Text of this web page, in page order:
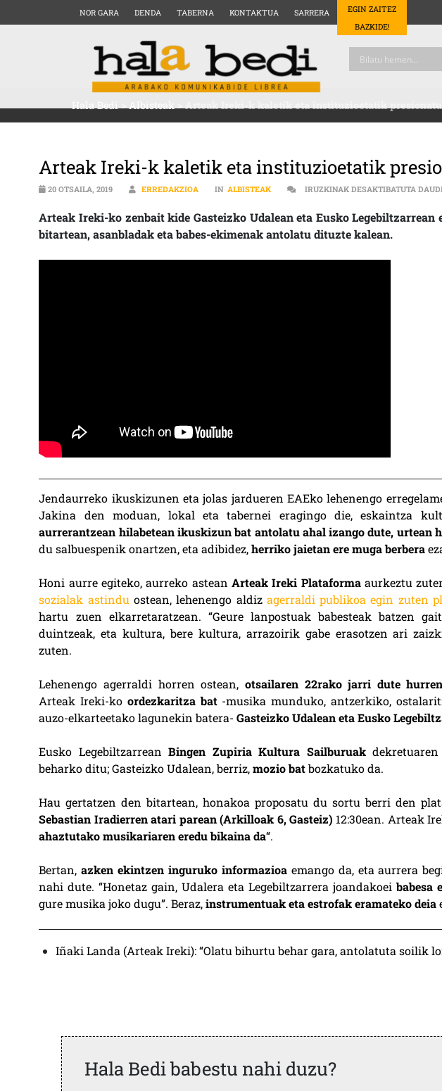
NOR GARA DENDA TABERNA KONTAKTUA SARRERA
EGIN ZAITEZ
BAZKIDE!
Hala Bedi>Albisteak>Arteak Ireki-k kaletik eta instituzioetatik
Arteak Ireki-k kaletik eta instituzioetatik
20 OTSAILA, 2019 ERREDAKZIOA IN ALBISTEAK IRUZKINAK DESAKTIBATUTA
Arteak Ireki-ko zenbait kide Gasteizko Udalean eta Eusko
bitartean, asanbladak eta babes-ekimenak antolatu dituzte kalean.
Jendaurreko ikuskizunen eta jolas jardueren EAEko lehenengo
Jakina den moduan, lokal eta tabernei eragingo die, eskaintza
aurrerantzean hilabetean ikuskizun bat antolatu ahal izango dute, urtean
du salbuespenik onartzen, eta adibidez,herriko jaietan ere muga berbera
Honi aurre egiteko, aurreko astean Arteak Ireki Plataformaaurkeztu
sozialak astindu ostean, lehenengo aldiz agerraldi publikoa egin zuten
hartu zuen elkarretaratzean. “Geure lanpostuak babesteak batzen
duintzeak, eta kultura, bere kultura, arrazoirik gabe erasotzen ari
zuten.
Lehenengo agerraldi horren ostean, otsailaren 22rako jarri dute
Arteak Ireki-ko ordezkaritza bat-musika munduko, antzerkiko,
auzo-elkarteetako lagunekin batera-Gasteizko Udalean eta Eusko
Eusko LegebiltzarreanBingen Zupiria Kultura Sailburuakdekretuaren
beharko ditu; Gasteizko Udalean, berriz,mozio batbozkatuko da.
Hau gertatzen den bitartean, honakoa proposatu du sortu berri den
Sebastian Iradierren atari parean (Arkilloak 6, Gasteiz) 12:30ean. Arteak
ahaztutako musikariaren eredu bikaina da“.
Bertan, azken ekintzen inguruko informazioaemango da, eta aurrera
nahi dute. “Honetaz gain, Udalera eta Legebiltzarrera joandakoeibabesa
gure musika joko dugu”. Beraz,instrumentuak eta estrofak eramateko deia
Iñaki Landa (Arteak Ireki): “Olatu bihurtu behar gara, antolatuta soilik
Hala Bedi babestu nahi duzu?